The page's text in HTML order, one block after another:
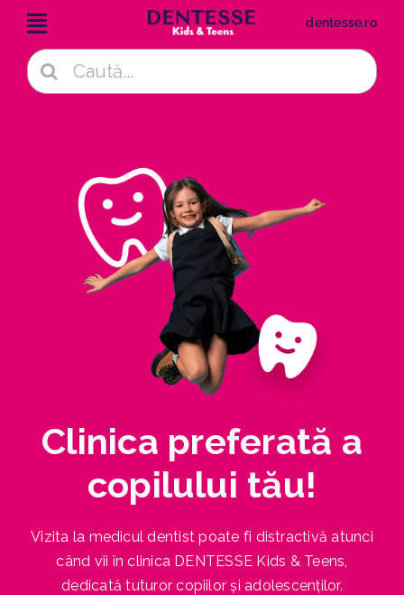
Skip
content
dentesse.ro
Cautare...
Clinica preferată a
copilului tău!
Vizita la medicul dentist poate fi distractivă atunci
când vii în clinica DENTESSE Kids & Teens,
dedicată tuturor copiilor și adolescenților.